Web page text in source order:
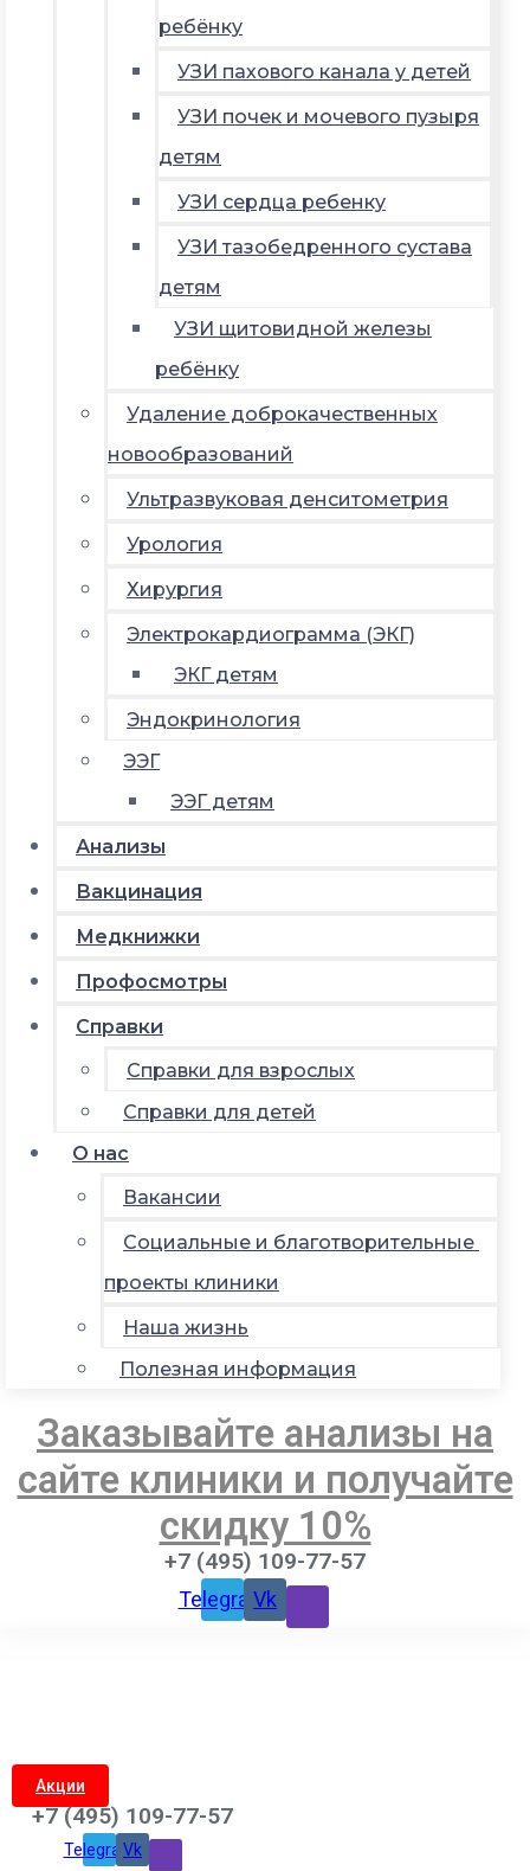
ребёнку
УЗИ пахового канала у детей
УЗИ почек и мочевого пузыря
детям
УЗИ сердца ребенку
УЗИ тазобедренного сустава
детям
УЗИ щитовидной железы
ребёнку
Удаление доброкачественных
новообразований
Ультразвуковая денситометрия
Урология
Хирургия
Электрокардиограмма (ЭКГ)
ЭКГ детям
Эндокринология
ЭЭГ
ЭЭГ детям
Анализы
Вакцинация
Медкнижки
Профосмотры
Справки
Справки для взрослых
Справки для детей
О нас
Вакансии
Социальные и благотворительные
проекты клиники
Наша жизнь
Полезная информация
Заказывайте анализы на
сайте клиники и получайте
скидку 10%
+7 (495) 109-77-57
TelegramVk
Акции
+7 (495) 109-77-57
TelegramVk